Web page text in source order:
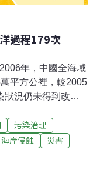
過程179次
年，中國全海域
平方公裡，較2005
狀況仍未得到改
部水域。其中，無
主要污染物。渤海
～41%，仍高居四
洋災害公報》明確
，共發生風暴潮、
污染治理
海岸侵蝕
災害